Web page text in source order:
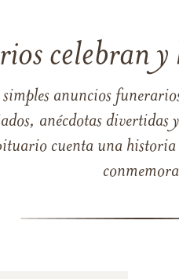
celebran
anuncios
anécdotas divertidas
cuenta una